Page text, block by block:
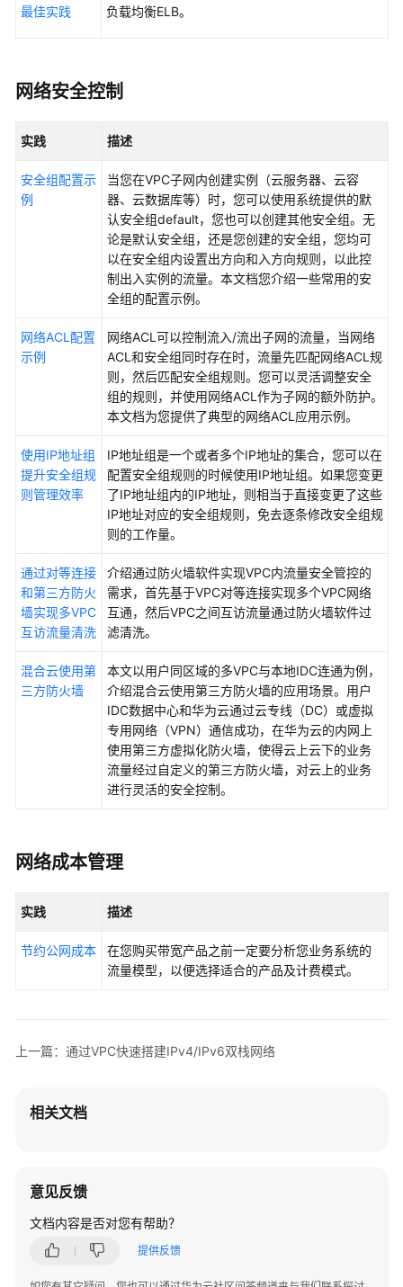
考
产
术
云
服
议
（SLA）
资
源
支
区
域
最佳实践
负载均衡ELB。
网络安全控制
实践 描述
安全组配置示
例
当您在VPC子网内创建实例（云服务器、云容
器、云数据库等）时，您可以使用系统提供的默
认安全组default，您也可以创建其他安全组。无
论是默认安全组，还是您创建的安全组，您均可
以在安全组内设置出方向和入方向规则，以此控
制出入实例的流量。本文档您介绍一些常用的安
全组的配置示例。
网络ACL配置
示例
网络ACL可以控制流入/流出子网的流量，当网络
ACL和安全组同时存在时，流量先匹配网络ACL规
则，然后匹配安全组规则。您可以灵活调整安全
组的规则，并使用网络ACL作为子网的额外防护。
本文档为您提供了典型的网络ACL应用示例。
使用IP地址组
提升安全组规
则管理效率
IP地址组是一个或者多个IP地址的集合，您可以在
配置安全组规则的时候使用IP地址组。如果您变更
了IP地址组内的IP地址，则相当于直接变更了这些
IP地址对应的安全组规则，免去逐条修改安全组规
则的工作量。
通过对等连接
和第三方防火
墙实现多VPC
互访流量清洗
介绍通过防火墙软件实现VPC内流量安全管控的
需求，首先基于VPC对等连接实现多个VPC网络
互通，然后VPC之间互访流量通过防火墙软件过
滤清洗。
混合云使用第
三方防火墙
本文以用户同区域的多VPC与本地IDC连通为例，
介绍混合云使用第三方防火墙的应用场景。用户
IDC数据中心和华为云通过云专线（DC）或虚拟
专用网络（VPN）通信成功，在华为云的内网上
使用第三方虚拟化防火墙，使得云上云下的业务
流量经过自定义的第三方防火墙，对云上的业务
进行灵活的安全控制。
网络成本管理
实践 描述
节约公网成本
在您购买带宽产品之前一定要分析您业务系统的
流量模型，以便选择适合的产品及计费模式。
上一篇：通过VPC快速搭建IPv4/IPv6双栈网络
相关文档
意见反馈
文档内容是否对您有帮助？
提供反馈